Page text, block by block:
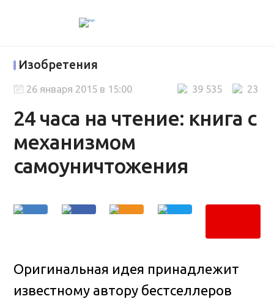
Изобретения
24 часа на чтение: книга с
механизмом
самоуничтожения
23
39 535
26 января 2015 в 15:00
Оригинальная идея принадлежит
известному автору бестселлеров